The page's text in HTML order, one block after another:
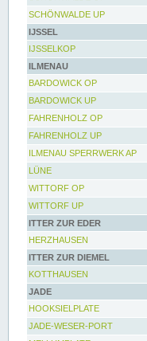
SCHÖNWALDE UP
IJSSEL
IJSSELKOP
ILMENAU
BARDOWICK OP
BARDOWICK UP
FAHRENHOLZ OP
FAHRENHOLZ UP
ILMENAU SPERRWERK AP
LÜNE
WITTORF OP
WITTORF UP
ITTER ZUR EDER
HERZHAUSEN
ITTER ZUR DIEMEL
KOTTHAUSEN
JADE
HOOKSIELPLATE
JADE-WESER-PORT